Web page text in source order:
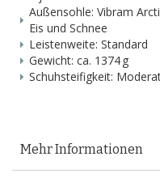
Außensohle: Vibram
Eis und Schnee
Leistenweite: Standard
Gewicht: ca. 1374 g
Schuhsteifigkeit:
Mehr Informationen